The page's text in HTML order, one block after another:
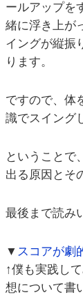
ールアップを
緒に浮き上が
イングが縦振
ります。
ですので、体
識でスイング
ということで
出る原因とそ
最後まで読み
▼ スコアが劇
↑僕も実践し
想について書